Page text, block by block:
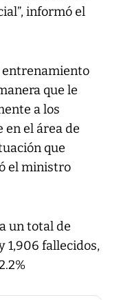
informó el
entrenamiento
que le
a los
el área de
que
el ministro
un total de
1,906 fallecidos,